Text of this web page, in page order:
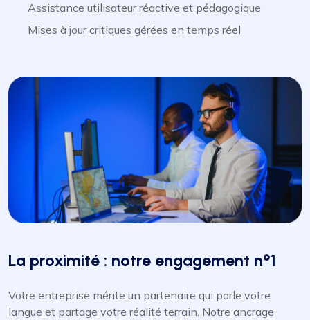
Assistance utilisateur réactive et pédagogique
Mises à jour critiques gérées en temps réel
La proximité : notre engagement n°1
Votre entreprise mérite un partenaire qui parle votre
langue et partage votre réalité terrain. Notre ancrage